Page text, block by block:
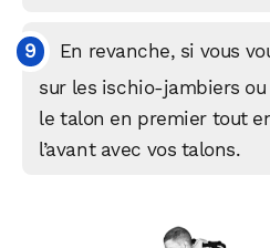
En revanche, si vous
sur les ischio-jambiers
le talon en premier tout
l’avant avec vos talons.